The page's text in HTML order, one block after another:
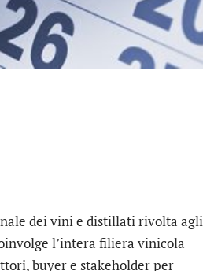
dei vini e distillati rivolta agli
l’intera filiera vinicola
buyer e stakeholder per